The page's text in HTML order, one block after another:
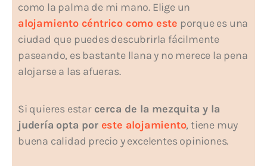
como la palma de mi mano. Elige un
alojamiento céntrico como este porque es una
ciudad que puedes descubrirla fácilmente
paseando, es bastante llana y no merece la pena
alojarse a las afueras.
Si quieres estar cerca de la mezquita y la
judería opta por este alojamiento, tiene muy
buena calidad precio y excelentes opiniones.